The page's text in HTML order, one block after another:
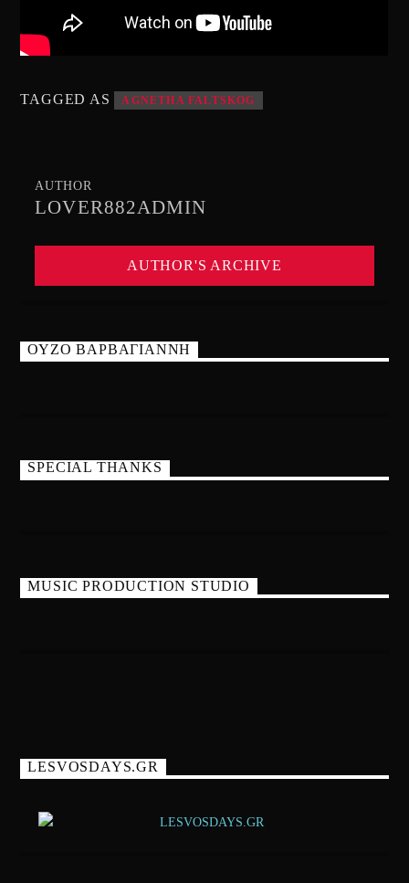
TAGGED AS AGNETHA FALTSKOG
AUTHOR
LOVER882ADMIN
AUTHOR'S ARCHIVE
ΟΥΖΟ ΒΑΡΒΑΓΙΑΝΝΗ
SPECIAL THANKS
MUSIC PRODUCTION STUDIO
LESVOSDAYS.GR